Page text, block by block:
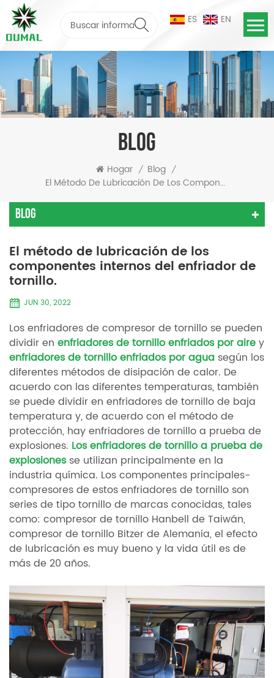
ES EN
BLOG
Hogar / Blog /
El Método De Lubricación De Los Componentes Internos Del Enfriador De Tornillo.
Blog
El método de lubricación de los
componentes internos del enfriador de
tornillo.
JUN 30, 2022
Los enfriadores de compresor de tornillo se pueden
dividir en enfriadores de tornillo enfriados por airey
enfriadores de tornillo enfriados por agua según los
diferentes métodos de disipación de calor. De
acuerdo con las diferentes temperaturas, también
se puede dividir en enfriadores de tornillo de baja
temperatura y, de acuerdo con el método de
protección, hay enfriadores de tornillo a prueba de
explosiones. Los enfriadores de tornillo a prueba de
explosionesse utilizan principalmente en la
industria química. Los componentes principales-
compresores de estos enfriadores de tornillo son
series de tipo tornillo de marcas conocidas, tales
como: compresor de tornillo Hanbell de Taiwán,
compresor de tornillo Bitzer de Alemania, el efecto
de lubricación es muy bueno y la vida útil es de
más de 20 años.